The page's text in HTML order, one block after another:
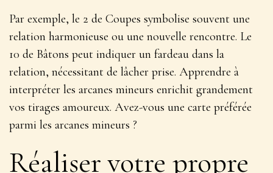
Par exemple, le 2 de Coupes symbolise souvent une
relation harmonieuse ou une nouvelle rencontre. Le
10 de Bâtons peut indiquer un fardeau dans la
relation, nécessitant de lâcher prise. Apprendre à
interpréter les arcanes mineurs enrichit grandement
vos tirages amoureux. Avez-vous une carte préférée
parmi les arcanes mineurs ?
Réaliser votre propre